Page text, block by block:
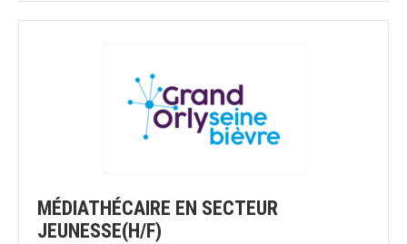
MÉDIATHÉCAIRE EN SECTEUR
JEUNESSE(H/F)